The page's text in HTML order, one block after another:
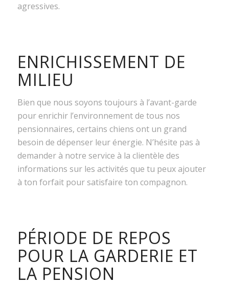
agressives.
ENRICHISSEMENT DE
MILIEU
Bien que nous soyons toujours à l’avant-garde
pour enrichir l’environnement de tous nos
pensionnaires, certains chiens ont un grand
besoin de dépenser leur énergie. N’hésite pas à
demander à notre service à la clientèle des
informations sur les activités que tu peux ajouter
à ton forfait pour satisfaire ton compagnon.
PÉRIODE DE REPOS
POUR LA GARDERIE ET
LA PENSION